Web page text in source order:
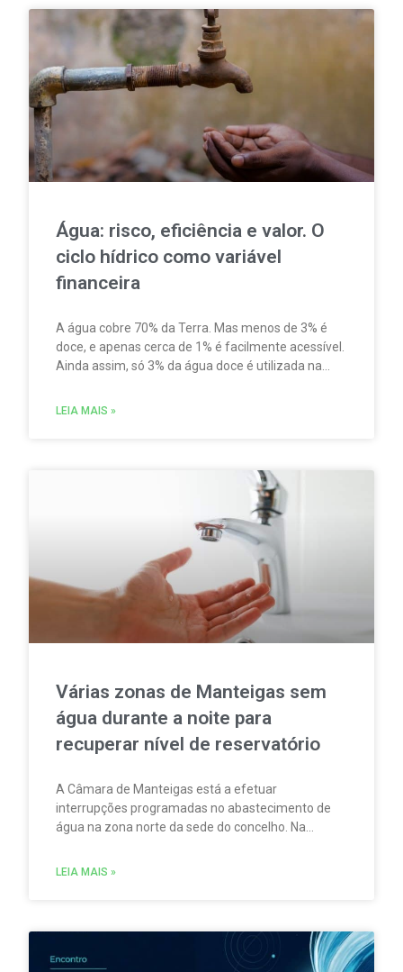
Água: risco, eficiência e valor. O
ciclo hídrico como variável
financeira
A água cobre 70% da Terra. Mas menos de 3% é
doce, e apenas cerca de 1% é facilmente acessível.
Ainda assim, só 3% da água doce é utilizada na
67% da água doce se destina à agricultura,
LEIA MAIS »
Várias zonas de Manteigas sem
água durante a noite para
recuperar nível de reservatório
A Câmara de Manteigas está a efetuar
interrupções programadas no abastecimento de
água na zona norte da sede do concelho. Na
que abastecem um dos reservatórios que servem
LEIA MAIS »